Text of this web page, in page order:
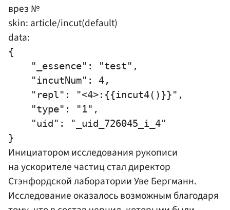
врез №
skin: article/incut(default)
data:
{
    "_essence": "test",
    "incutNum": 4,
    "repl": "<4>:{{incut4()}}",
    "type": "1",
    "uid": "_uid_726045_i_4"
Инициатором исследования рукописи
на ускорителе частиц стал директор
Стэнфордской лаборатории Уве Бергманн.
Исследование оказалось возможным благодаря